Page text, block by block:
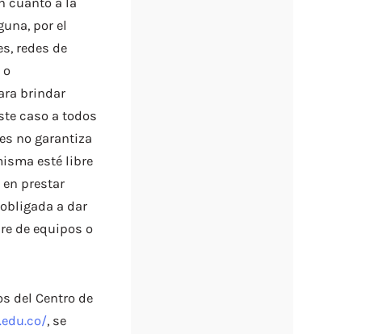
por el
redes de
o
brindar
caso a todos
no garantiza
esté libre
en prestar
a dar
de equipos o
del Centro de
, se